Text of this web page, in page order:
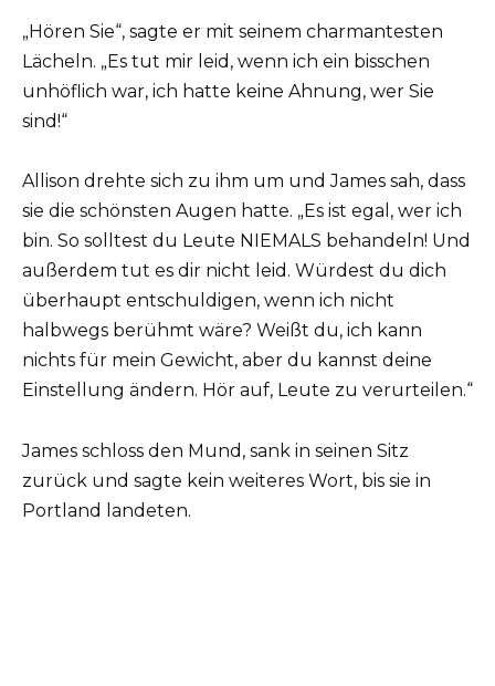
„Hören Sie“, sagte er mit seinem charmantesten
Lächeln. „Es tut mir leid, wenn ich ein bisschen
unhöflich war, ich hatte keine Ahnung, wer Sie
sind!“
Allison drehte sich zu ihm um und James sah, dass
sie die schönsten Augen hatte. „Es ist egal, wer ich
bin. So solltest du Leute NIEMALS behandeln! Und
außerdem tut es dir nicht leid. Würdest du dich
überhaupt entschuldigen, wenn ich nicht
halbwegs berühmt wäre? Weißt du, ich kann
nichts für mein Gewicht, aber du kannst deine
Einstellung ändern. Hör auf, Leute zu verurteilen.“
James schloss den Mund, sank in seinen Sitz
zurück und sagte kein weiteres Wort, bis sie in
Portland landeten.